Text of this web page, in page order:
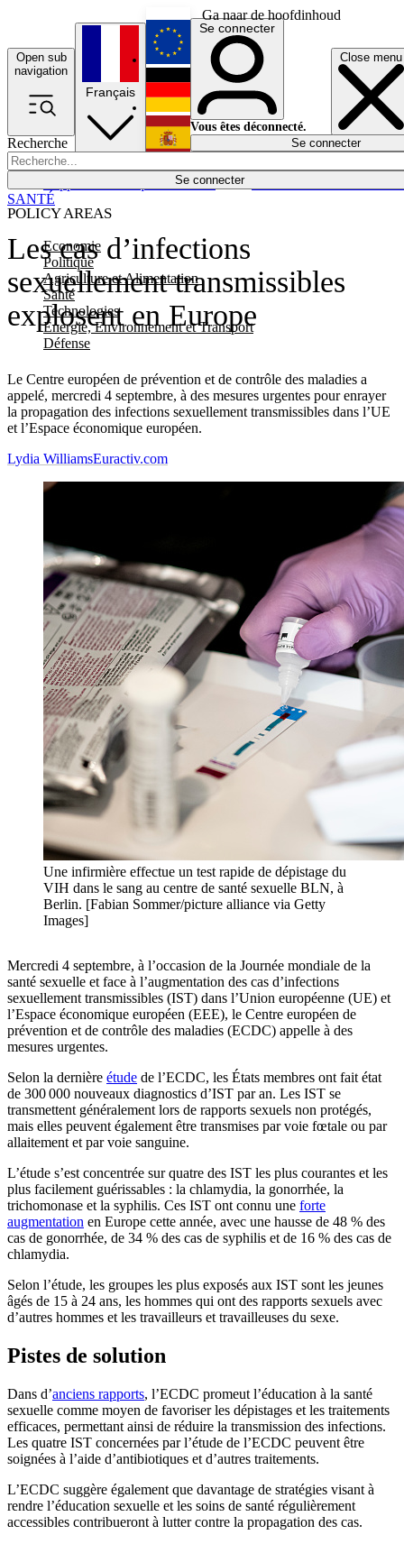
Ga naar de hoofdinhoud
Open sub
navigation
Close menu
Recherche
Se connecter
POLICY AREAS
Economie
Politique
Agriculture et Alimentation
Santé
Technologies
Energie, Environnement et Transport
Défense
Économie
Français
English
Deutsch
Español
Se connecter
Vous êtes déconnecté.
Se connecter
Les cas d’infections
sexuellement transmissibles
explosent en Europe
Le Centre européen de prévention et de contrôle des maladies a
appelé, mercredi 4 septembre, à des mesures urgentes pour enrayer
la propagation des infections sexuellement transmissibles dans l’UE
et l’Espace économique européen.
SANTÉ
Lydia WilliamsEuractiv.com
Une infirmière effectue un test rapide de dépistage du
VIH dans le sang au centre de santé sexuelle BLN, à
Berlin. [Fabian Sommer/picture alliance via Getty
Images]
Mercredi 4 septembre, à l’occasion de la Journée mondiale de la
santé sexuelle et face à l’augmentation des cas d’infections
sexuellement transmissibles (IST) dans l’Union européenne (UE) et
l’Espace économique européen (EEE), le Centre européen de
prévention et de contrôle des maladies (ECDC) appelle à des
mesures urgentes.
Selon la dernière étude de l’ECDC, les États membres ont fait état
de 300 000 nouveaux diagnostics d’IST par an. Les IST se
transmettent généralement lors de rapports sexuels non protégés,
mais elles peuvent également être transmises par voie fœtale ou par
allaitement et par voie sanguine.
L’étude s’est concentrée sur quatre des IST les plus courantes et les
plus facilement guérissables : la chlamydia, la gonorrhée, la
trichomonase et la syphilis. Ces IST ont connu une forte
augmentation en Europe cette année, avec une hausse de 48 % des
cas de gonorrhée, de 34 % des cas de syphilis et de 16 % des cas de
chlamydia.
Selon l’étude, les groupes les plus exposés aux IST sont les jeunes
âgés de 15 à 24 ans, les hommes qui ont des rapports sexuels avec
d’autres hommes et les travailleurs et travailleuses du sexe.
Pistes de solution
Dans d’anciens rapports, l’ECDC promeut l’éducation à la santé
sexuelle comme moyen de favoriser les dépistages et les traitements
efficaces, permettant ainsi de réduire la transmission des infections.
Les quatre IST concernées par l’étude de l’ECDC peuvent être
soignées à l’aide d’antibiotiques et d’autres traitements.
L’ECDC suggère également que davantage de stratégies visant à
rendre l’éducation sexuelle et les soins de santé régulièrement
accessibles contribueront à lutter contre la propagation des cas.